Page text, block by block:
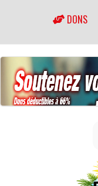
DONS